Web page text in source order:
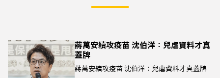
蔣萬安續攻疫苗 沈伯洋：兒虐資料才真
蓋牌
蔣萬安續攻疫苗 沈伯洋：兒虐資料才真蓋牌